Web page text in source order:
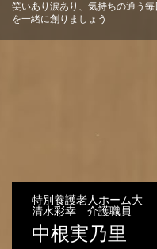
笑いあり涙あり、気持ちの通う
を一緒に創りましょう
特別養護老人ホーム大
清水彩幸 介護職員
中根実乃里